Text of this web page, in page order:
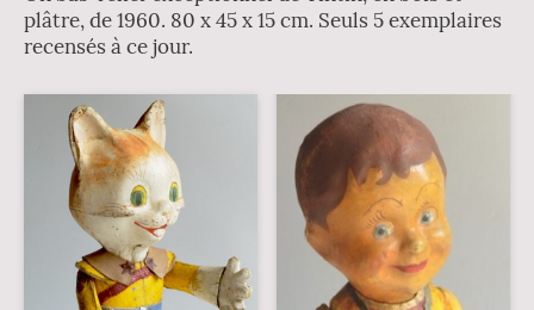
plâtre, de 1960. 80 x 45 x 15 cm. Seuls 5 exemplaires
recensés à ce jour.